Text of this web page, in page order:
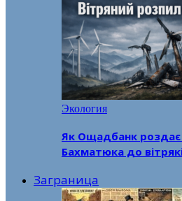
Экология
Як Ощадбанк роздає
Бахматюка до
Заграница